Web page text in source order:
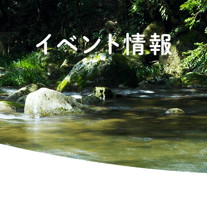
イベント情報